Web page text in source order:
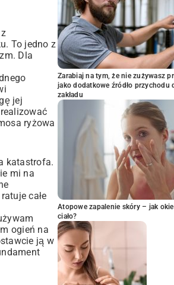
To jedno z
Dla
jej
ryżowa
katastrofa.
mi na
całe
ogień na
ją w
Zarabiaj na tym, że nie zużywasz
jako dodatkowe źródło przychodu
zakładu
Atopowe zapalenie skóry – jak
ciało?